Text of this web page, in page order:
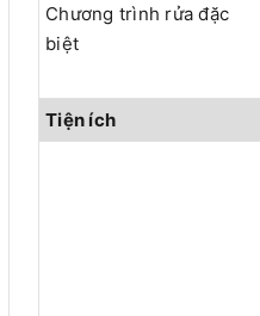
Chương trình rửa đặc
biệt
Tiện ích